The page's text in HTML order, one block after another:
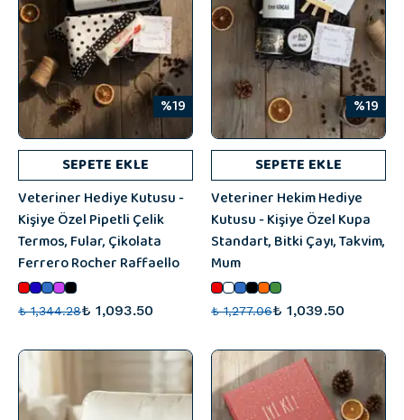
%19
SEPETE EKLE
Veteriner Hediye Kutusu -
Kişiye Özel Pipetli Çelik
Termos, Fular, Çikolata
Ferrero Rocher Raffaello
₺ 1,344.28₺ 1,093.50
%19
SEPETE EKLE
Veteriner Hekim Hediye
Kutusu - Kişiye Özel Kupa
Standart, Bitki Çayı, Takvim,
Mum
₺ 1,277.06₺ 1,039.50